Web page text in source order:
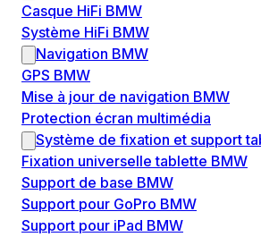
Casque HiFi BMW
Système HiFi BMW
Navigation BMW
GPS BMW
Mise à jour de navigation BMW
Protection écran multimédia
Système de fixation et support
Fixation universelle tablette BMW
Support de base BMW
Support pour GoPro BMW
Support pour iPad BMW